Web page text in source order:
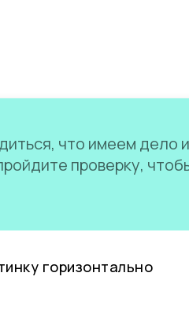
что имеем дело
проверку,
горизонтально